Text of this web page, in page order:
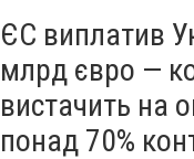
ЄС виплатив
млрд євро —
вистачить на
понад 70%